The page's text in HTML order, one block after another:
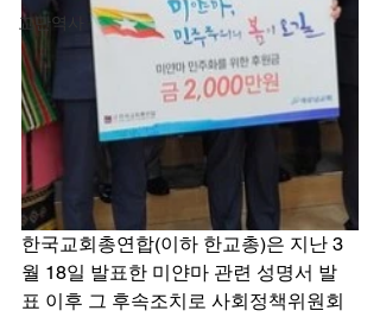
교단역사
한국교회총연합(이하 한교총)은 지난 3
월 18일 발표한 미얀마 관련 성명서 발
표 이후 그 후속조치로 사회정책위원회